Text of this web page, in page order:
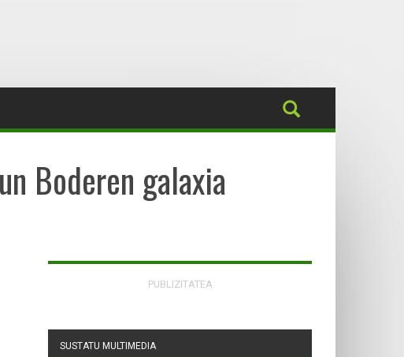
Boderen galaxia
PUBLIZITATEA
SUSTATU MULTIMEDIA